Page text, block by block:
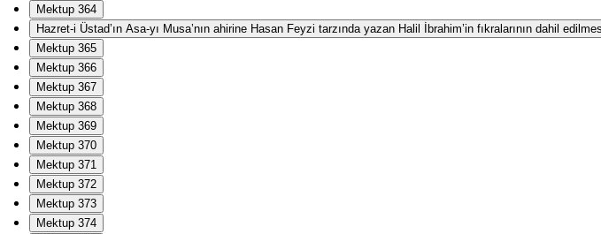
Mektup 364
Hazret-i Üstad’ın Asa-yı Musa’nın ahirine Hasan Feyzi tarzında yazan Halil İbrahim’in fıkralarının dahil
Mektup 365
Mektup 366
Mektup 367
Mektup 368
Mektup 369
Mektup 370
Mektup 371
Mektup 372
Mektup 373
Mektup 374